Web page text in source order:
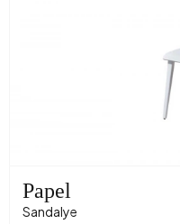
Papel
Sandalye